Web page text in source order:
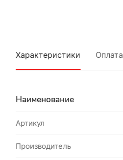
Характеристики Оплата
Наименование
Артикул
Производитель